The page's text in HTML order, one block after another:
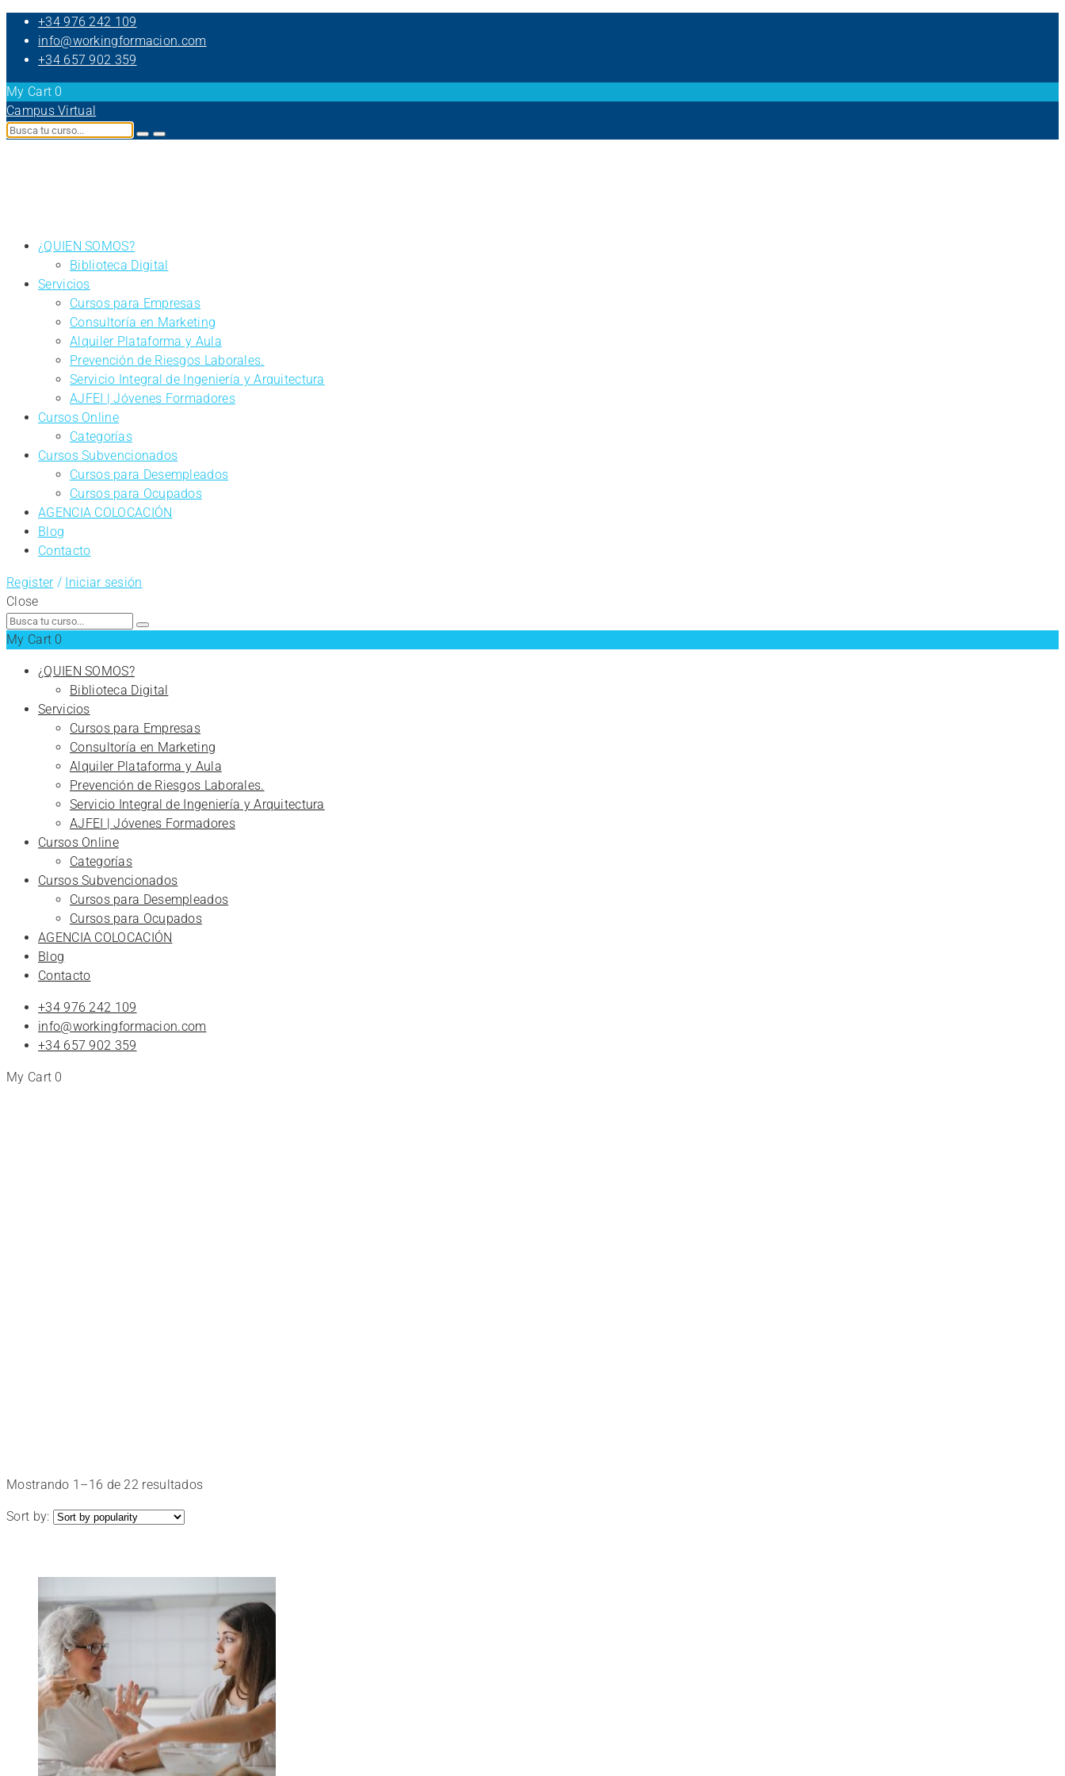
+34 976 242 109
info@workingformacion.com
+34 657 902 359
My Cart 0
Campus Virtual
¿QUIEN SOMOS?
Biblioteca Digital
Servicios
Cursos para Empresas
Consultoría en Marketing
Alquiler Plataforma y Aula
Prevención de Riesgos Laborales.
Servicio Integral de Ingeniería y Arquitectura
AJFEI | Jóvenes Formadores
Cursos Online
Categorías
Cursos Subvencionados
Cursos para Desempleados
Cursos para Ocupados
AGENCIA COLOCACIÓN
Blog
Contacto
Register/ Iniciar sesión
Close
Search
for:
My Cart 0
¿QUIEN SOMOS?
Biblioteca Digital
Servicios
Cursos para Empresas
Consultoría en Marketing
Alquiler Plataforma y Aula
Prevención de Riesgos Laborales.
Servicio Integral de Ingeniería y Arquitectura
AJFEI | Jóvenes Formadores
Cursos Online
Categorías
Cursos Subvencionados
Cursos para Desempleados
Cursos para Ocupados
AGENCIA COLOCACIÓN
Blog
Contacto
+34 976 242 109
info@workingformacion.com
+34 657 902 359
My Cart 0
el
disfruta
aprendiendo.
Mostrando 1–16 de 22 resultadosOrdenado
Sort by: